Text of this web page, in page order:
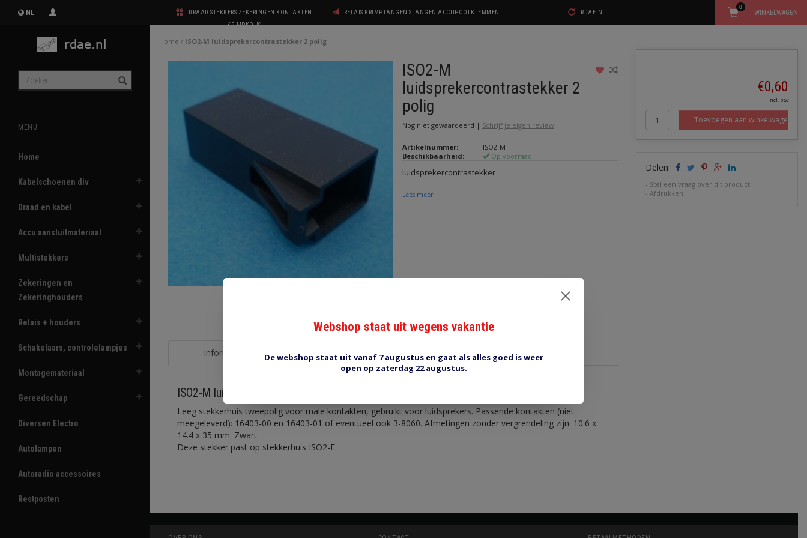
NL
DRAAD STEKKERS ZEKERINGEN KONTAKTEN
KRIMPKOUS
RELAIS KRIMPTANGEN SLANGEN ACCUPOOLKLEMMEN RDAE.NL WINKELWAGEN
0
MENU
Home
Kabelschoenen div
Draad en kabel
Accu aansluitmateriaal
Multistekkers
Zekeringen en
Zekeringhouders
Relais + houders
Schakelaars, controlelampjes
Montagemateriaal
Gereedschap
Diversen Electro
Autolampen
Autoradio accessoires
Restposten
Home / ISO2-M luidsprekercontrastekker 2 polig
ISO2-M
luidsprekercontrastekker 2
polig
Nog niet gewaardeerd | Schrijf je eigen review
Artikelnummer:
ISO2-M
Beschikbaarheid:
Op voorraad
luidsprekercontrastekker
Lees meer
Informatie Reviews (0) Tags (0)
ISO2-M luidsprekercontrastekker 2 polig
Leeg stekkerhuis tweepolig voor male kontakten, gebruikt voor luidsprekers. Passende kontakten (niet
meegeleverd): 16403-00 en 16403-01 of eventueel ook 3-8060. Afmetingen zonder vergrendeling zijn: 10.6 x
14.4 x 35 mm. Zwart.
Deze stekker past op stekkerhuis ISO2-F.
€0,60
Incl. btw
Toevoegen aan winkelwagen
Delen:
- Stel een vraag over dit product
-Afdrukken
Webshop staat uit wegens vakantie
De webshop staat uit vanaf 7 augustus en gaat als alles goed is weer
open op zaterdag 22 augustus.